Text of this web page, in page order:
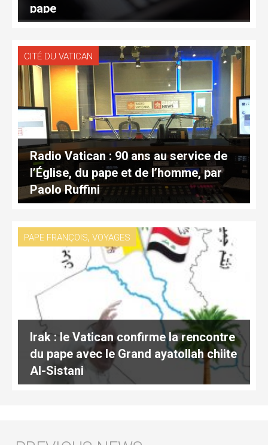
pape
CITÉ DU VATICAN
Radio Vatican : 90 ans au service de
l’Église, du pape et de l’homme, par
Paolo Ruffini
PAPE FRANÇOIS, VOYAGES
Irak : le Vatican confirme la rencontre
du pape avec le Grand ayatollah chiite
Al-Sistani